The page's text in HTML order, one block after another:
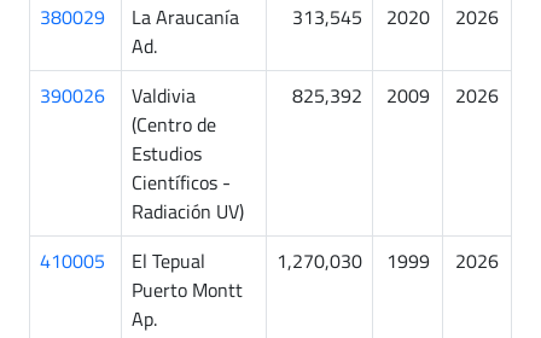
380029
La Araucanía
Ad.
313,545 2020 2026
390026
Valdivia
(Centro de
Estudios
Científicos -
Radiación UV)
825,392 2009 2026
410005
El Tepual
Puerto Montt
Ap.
1,270,030 1999 2026